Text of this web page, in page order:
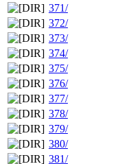
371/
372/
373/
374/
375/
376/
377/
378/
379/
380/
381/